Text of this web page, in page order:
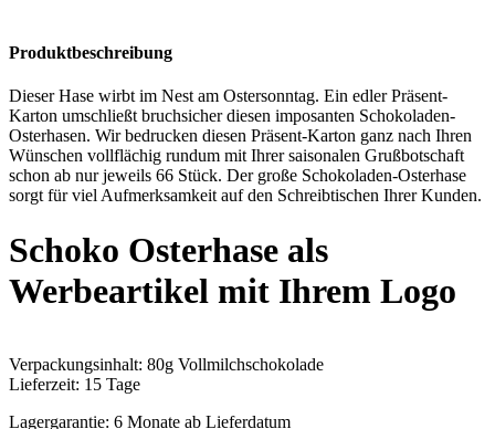
Produktbeschreibung
Dieser Hase wirbt im Nest am Ostersonntag. Ein edler Präsent-
Karton umschließt bruchsicher diesen imposanten Schokoladen-
Osterhasen. Wir bedrucken diesen Präsent-Karton ganz nach Ihren
Wünschen vollflächig rundum mit Ihrer saisonalen Grußbotschaft
schon ab nur jeweils 66 Stück. Der große Schokoladen-Osterhase
sorgt für viel Aufmerksamkeit auf den Schreibtischen Ihrer Kunden.
Schoko Osterhase als
Werbeartikel mit Ihrem Logo
Verpackungsinhalt: 80g Vollmilchschokolade
Lieferzeit: 15 Tage
Lagergarantie: 6 Monate ab Lieferdatum